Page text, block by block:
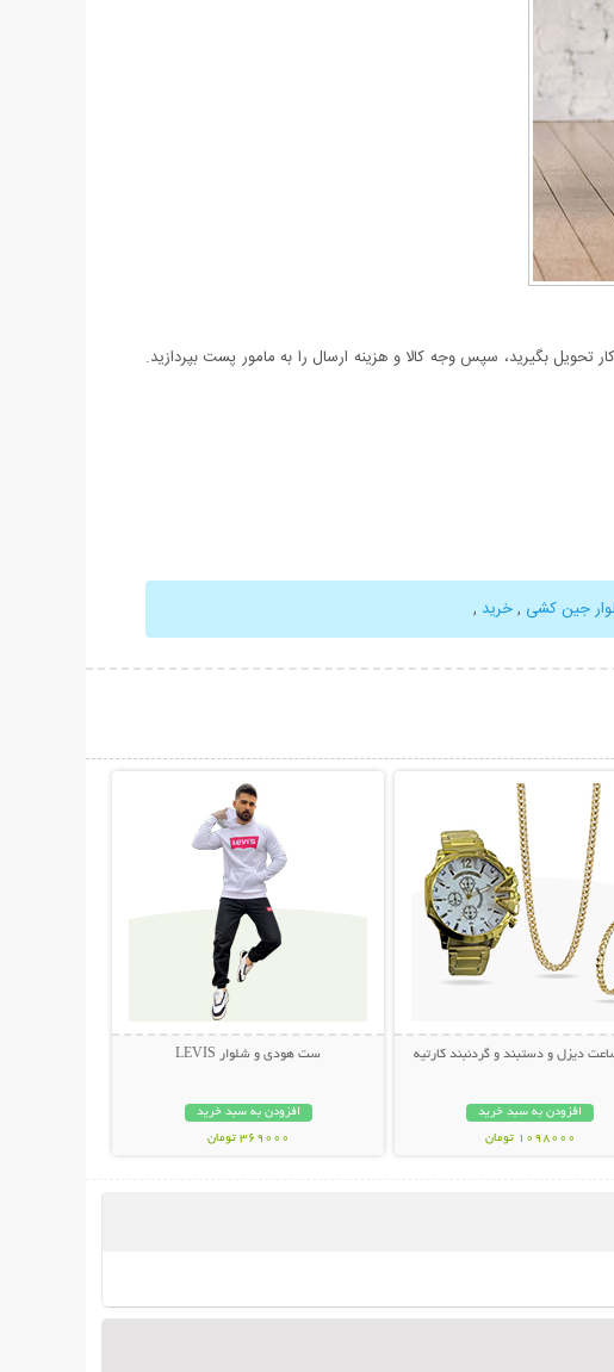
بگیرید، سپس وجه کالا و هزینه ارسال را به مامور پست بپردازید.
جین کشی ,خرید ,
دیزل و دستبند و گردنبند کارتیه
افزودن به سبد خرید
1098000 تومان
ست هودی و شلوار LEVIS
افزودن به سبد خرید
369000 تومان